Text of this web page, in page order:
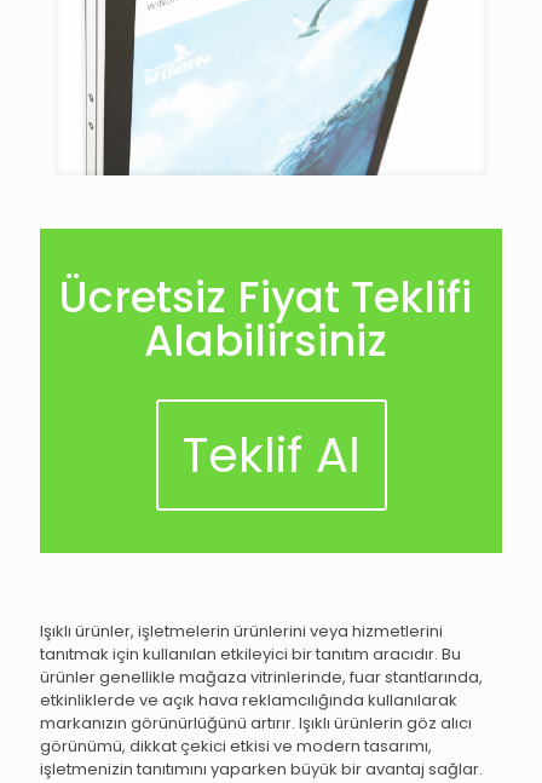
Ücretsiz Fiyat Teklifi
Alabilirsiniz
Teklif Al
Işıklı ürünler, işletmelerin ürünlerini veya hizmetlerini
tanıtmak için kullanılan etkileyici bir tanıtım aracıdır. Bu
ürünler genellikle mağaza vitrinlerinde, fuar stantlarında,
etkinliklerde ve açık hava reklamcılığında kullanılarak
markanızın görünürlüğünü artırır. Işıklı ürünlerin göz alıcı
görünümü, dikkat çekici etkisi ve modern tasarımı,
işletmenizin tanıtımını yaparken büyük bir avantaj sağlar.